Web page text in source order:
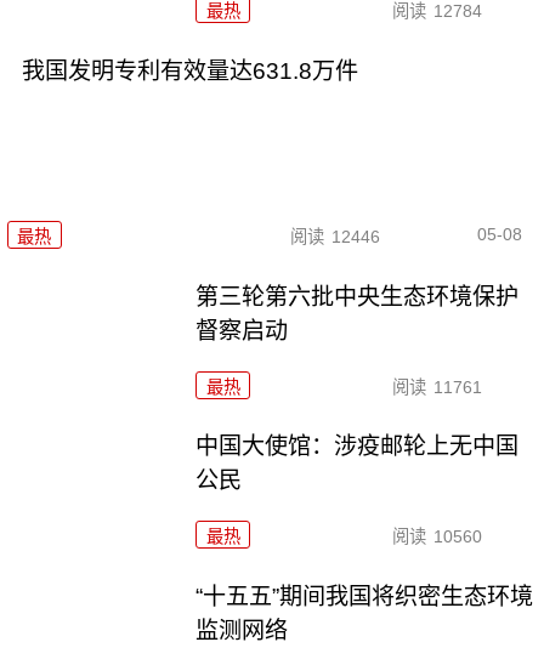
最热 阅读 12784
我国发明专利有效量达631.8万件
最热 阅读 12446 05-08
第三轮第六批中央生态环境保护
督察启动
最热 阅读 11761
中国大使馆：涉疫邮轮上无中国
公民
最热 阅读 10560
“十五五”期间我国将织密生态环境
监测网络